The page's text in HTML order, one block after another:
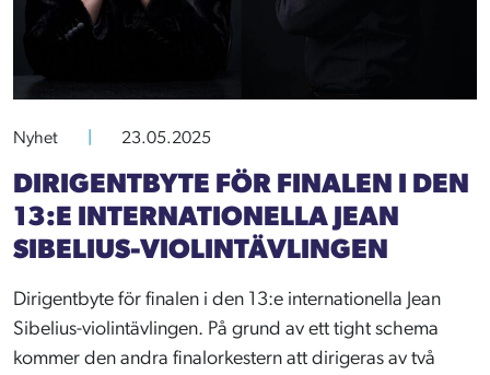
Nyhet 23.05.2025
DIRIGENTBYTE FÖR FINALEN I DEN
13:E INTERNATIONELLA JEAN
SIBELIUS-VIOLINTÄVLINGEN
Dirigentbyte för finalen i den 13:e internationella Jean
Sibelius-violintävlingen. På grund av ett tight schema
kommer den andra finalorkestern att dirigeras av två